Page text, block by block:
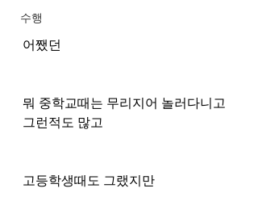
수행
어쨌던
뭐 중학교때는 무리지어 놀러다니고
그런적도 많고
고등학생때도 그랬지만